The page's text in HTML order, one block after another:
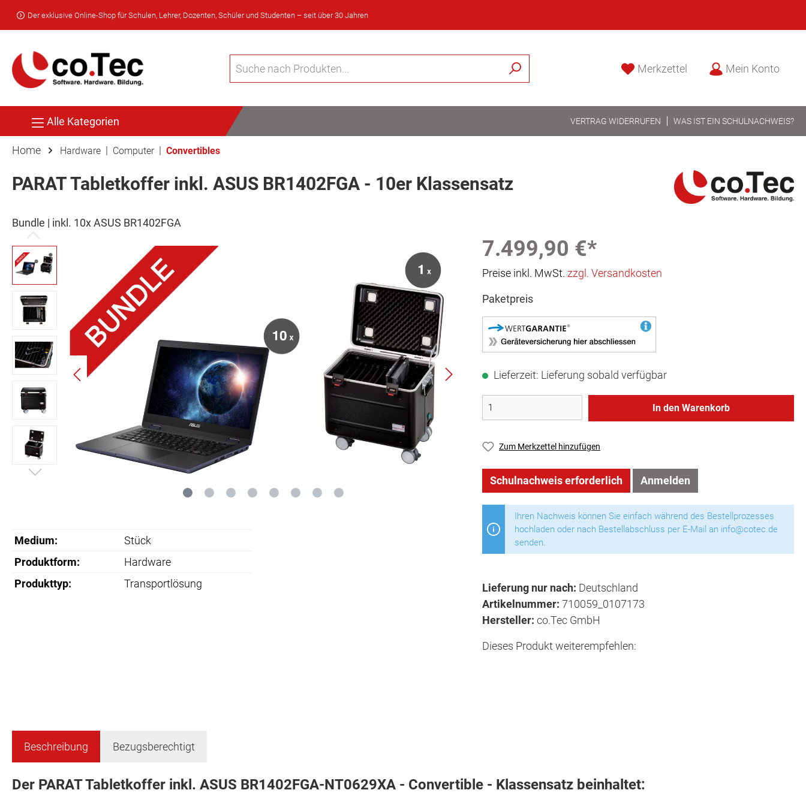
Der exklusive Online-Shop für Schulen, Lehrer, Dozenten, Schüler und Studenten – seit über 30 Jahren
Merkzettel Mein Konto
Alle Kategorien VERTRAG WIDERRUFEN WAS IST EIN SCHULNACHWEIS?
Home Hardware | Computer | Convertibles
PARAT Tabletkoffer inkl. ASUS BR1402FGA - 10er Klassensatz
Bundle | inkl. 10x ASUS BR1402FGA
Medium:
Stück
Produktform:
Hardware
Produkttyp:
Transportlösung
7.499,90 €*
Preise inkl. MwSt. zzgl. Versandkosten
Paketpreis
Lieferzeit: Lieferung sobald verfügbar
In den Warenkorb
Zum Merkzettel hinzufügen
Schulnachweis erforderlich Anmelden
Ihren Nachweis können Sie einfach während des Bestellprozesses
hochladen oder nach Bestellabschluss per E-Mail an info@cotec.de
senden.
Lieferung nur nach: Deutschland
Artikelnummer: 710059_0107173
Hersteller: co.Tec GmbH
Dieses Produkt weiterempfehlen:
Beschreibung Bezugsberechtigt
Der PARAT Tabletkoffer inkl. ASUS BR1402FGA-NT0629XA - Convertible - Klassensatz beinhaltet: